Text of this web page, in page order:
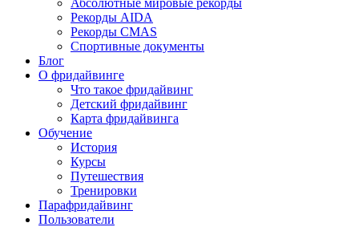
Абсолютные мировые рекорды
Рекорды AIDA
Рекорды CMAS
Спортивные документы
Блог
О фридайвинге
Что такое фридайвинг
Детский фридайвинг
Карта фридайвинга
Обучение
История
Курсы
Путешествия
Тренировки
Парафридайвинг
Пользователи